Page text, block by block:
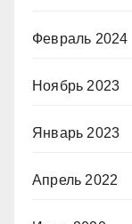
Февраль 2024
Ноябрь 2023
Январь 2023
Апрель 2022